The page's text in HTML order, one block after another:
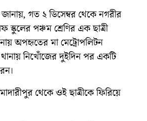
গত ২ ডিসেম্বর থেকে নগরীর
স্কুলের পঞ্চম শ্রেণির এক ছাত্রী
অপহৃতের মা মেট্রোপলিটন
নিখোঁজের দুইদিন পর একটি
থেকে ওই ছাত্রীকে ফিরিয়ে